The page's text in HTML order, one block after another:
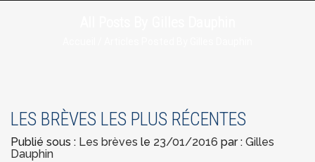
LES BRÈVES LES PLUS RÉCENTES
Publié sous : Les brèves le 23/01/2016 par : Gilles
Dauphin